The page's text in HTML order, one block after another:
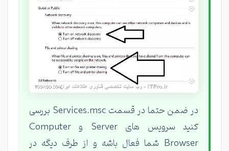
در ضمن حتما در قسمت Services.msc بررسی
کنید سرویس های Server و Computer
Browser شما فعال باشه و از طرف دیگه در